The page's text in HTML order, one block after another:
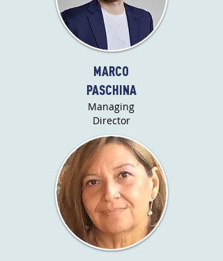
MARCO
PASCHINA
Managing
Director